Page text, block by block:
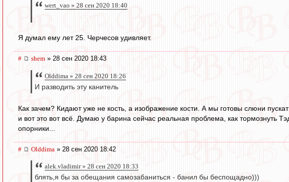
wert_vao » 28 сен 2020 18:40
Я думал ему лет 25. Черчесов удивляет.
# shem » 28 сен 2020 18:43
Olddima » 28 сен 2020 18:26
И разводить эту канитель
Как зачем? Кидают уже не кость, а изображение кости. А мы готовы слюни
и вот это вот всё. Думаю у барина сейчас реальная проблема, как тормознуть
опорники...
# Olddima » 28 сен 2020 18:42
alek.vladimir » 28 сен 2020 18:33
блять,я бы за обещания самозабаниться - банил бы беспощадно)))